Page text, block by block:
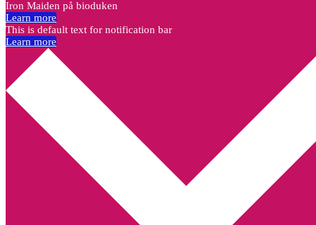
Iron Maiden på bioduken
Learn more
This is default text for notification bar
Learn more